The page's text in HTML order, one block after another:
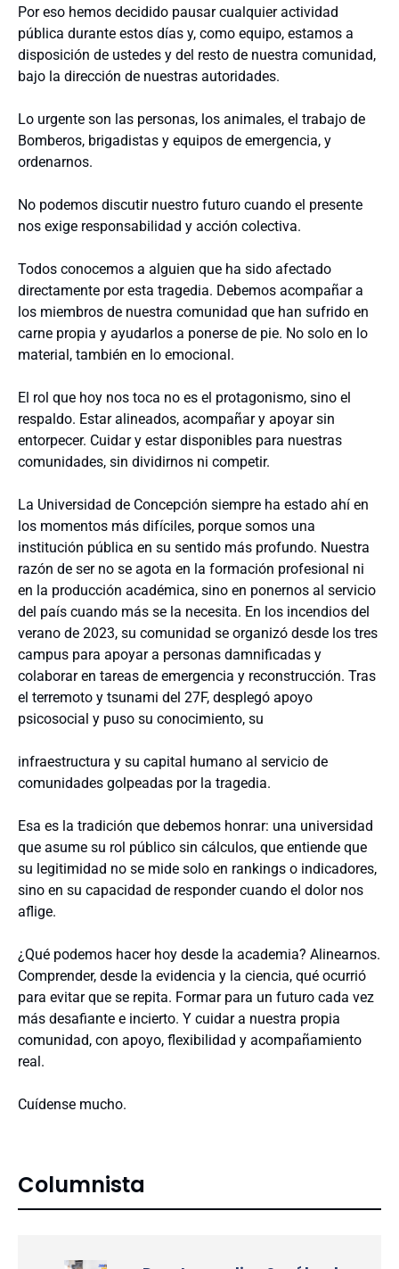
Por eso hemos decidido pausar cualquier actividad
pública durante estos días y, como equipo, estamos a
disposición de ustedes y del resto de nuestra comunidad,
bajo la dirección de nuestras autoridades.
Lo urgente son las personas, los animales, el trabajo de
Bomberos, brigadistas y equipos de emergencia, y
ordenarnos.
No podemos discutir nuestro futuro cuando el presente
nos exige responsabilidad y acción colectiva.
Todos conocemos a alguien que ha sido afectado
directamente por esta tragedia. Debemos acompañar a
los miembros de nuestra comunidad que han sufrido en
carne propia y ayudarlos a ponerse de pie. No solo en lo
material, también en lo emocional.
El rol que hoy nos toca no es el protagonismo, sino el
respaldo. Estar alineados, acompañar y apoyar sin
entorpecer. Cuidar y estar disponibles para nuestras
comunidades, sin dividirnos ni competir.
La Universidad de Concepción siempre ha estado ahí en
los momentos más difíciles, porque somos una
institución pública en su sentido más profundo. Nuestra
razón de ser no se agota en la formación profesional ni
en la producción académica, sino en ponernos al servicio
del país cuando más se la necesita. En los incendios del
verano de 2023, su comunidad se organizó desde los tres
campus para apoyar a personas damnificadas y
colaborar en tareas de emergencia y reconstrucción. Tras
el terremoto y tsunami del 27F, desplegó apoyo
psicosocial y puso su conocimiento, su
infraestructura y su capital humano al servicio de
comunidades golpeadas por la tragedia.
Esa es la tradición que debemos honrar: una universidad
que asume su rol público sin cálculos, que entiende que
su legitimidad no se mide solo en rankings o indicadores,
sino en su capacidad de responder cuando el dolor nos
aflige.
¿Qué podemos hacer hoy desde la academia? Alinearnos.
Comprender, desde la evidencia y la ciencia, qué ocurrió
para evitar que se repita. Formar para un futuro cada vez
más desafiante e incierto. Y cuidar a nuestra propia
comunidad, con apoyo, flexibilidad y acompañamiento
real.
Cuídense mucho.
Columnista